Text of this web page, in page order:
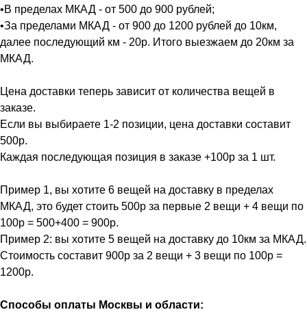
•В пределах МКАД - от 500 до 900 рублей;
•За пределами МКАД - от 900 до 1200 рублей до 10км,
далее последующий км - 20р. Итого выезжаем до 20км за
МКАД.
Цена доставки теперь зависит от количества вещей в
заказе.
Если вы выбираете 1-2 позиции, цена доставки составит
500р.
Каждая последующая позиция в заказе +100р за 1 шт.
Пример 1, вы хотите 6 вещей на доставку в пределах
МКАД, это будет стоить 500р за первые 2 вещи + 4 вещи по
100р = 500+400 = 900р.
Пример 2: вы хотите 5 вещей на доставку до 10км за МКАД.
Стоимость составит 900р за 2 вещи + 3 вещи по 100р =
1200р.
Способы оплаты Москвы и области: